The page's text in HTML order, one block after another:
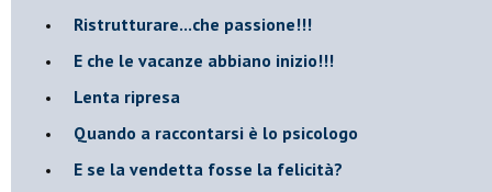
​Ristrutturare...che passione!!!
​E che le vacanze abbiano inizio!!!
​Lenta ripresa
​Quando a raccontarsi è lo psicologo
​E se la vendetta fosse la felicità?